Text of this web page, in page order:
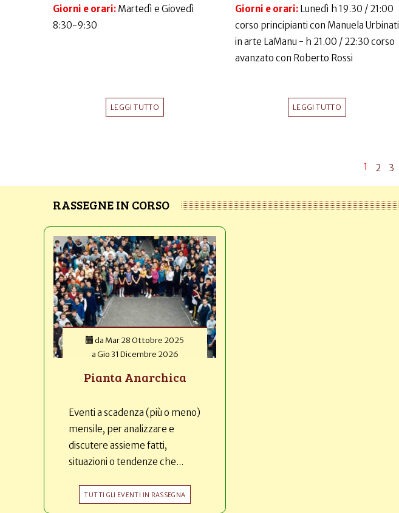
Giorni e orari: Martedì e Giovedì
8:30-9:30
LEGGI TUTTO
Giorni e orari: Lunedì h 19.30 / 21:00
corso principianti con Manuela Urbinati
in arte LaManu - h 21.00 / 22:30 corso
avanzato con Roberto Rossi
LEGGI TUTTO
1 2 3
RASSEGNE IN CORSO
da Mar 28 Ottobre 2025
aGio 31 Dicembre 2026
Pianta Anarchica
Eventi a scadenza (più o meno)
mensile, per analizzare e
discutere assieme fatti,
situazioni o tendenze che...
TUTTI GLI EVENTI IN RASSEGNA